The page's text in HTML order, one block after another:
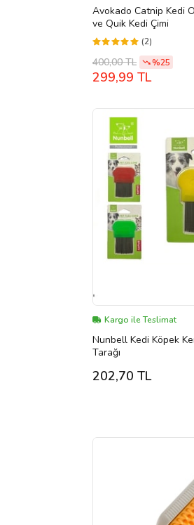
Avokado Catnip Kedi
ve Quik Kedi Çimi
(2)
400,00 TL %25
299,99 TL
Kargo ile Teslimat
Nunbell Kedi Köpek
Tarağı
202,70 TL